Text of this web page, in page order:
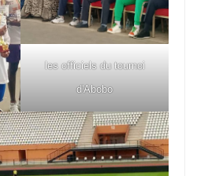
les officiels du tournoi
d'Abobo